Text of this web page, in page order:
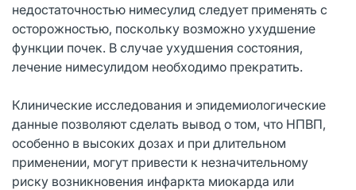
недостаточностью нимесулид следует применять с
осторожностью, поскольку возможно ухудшение
функции почек. В случае ухудшения состояния,
лечение нимесулидом необходимо прекратить.
Клинические исследования и эпидемиологические
данные позволяют сделать вывод о том, что НПВП,
особенно в высоких дозах и при длительном
применении, могут привести к незначительному
риску возникновения инфаркта миокарда или